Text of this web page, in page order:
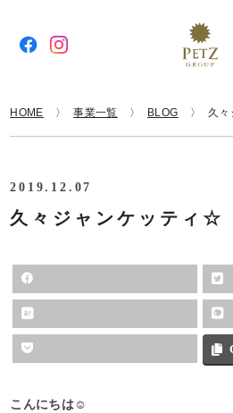
HOME 事業一覧 BLOG 久
2019.12.07
久々ジャンケッティ☆
こんにちは☺︎